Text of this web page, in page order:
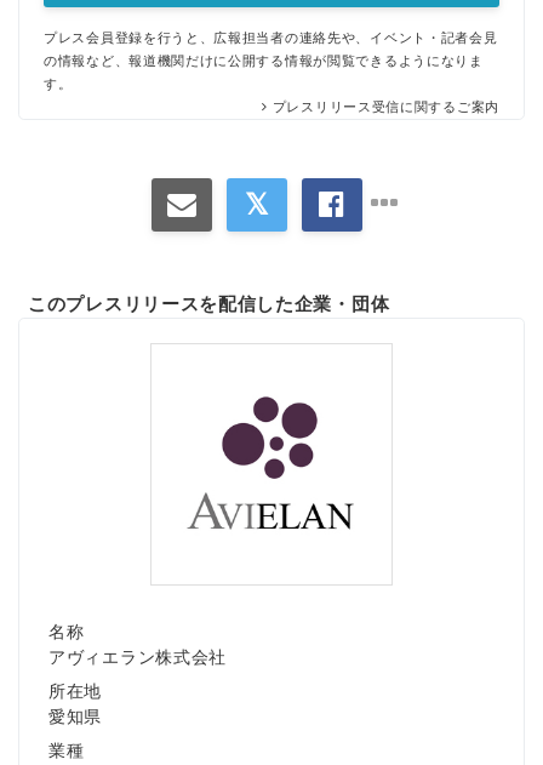
プレス会員登録を行うと、広報担当者の連絡先や、イベント・記者会見
の情報など、報道機関だけに公開する情報が閲覧できるようになりま
す。
プレスリリース受信に関するご案内
このプレスリリースを配信した企業・団体
名称
アヴィエラン株式会社
所在地
愛知県
業種